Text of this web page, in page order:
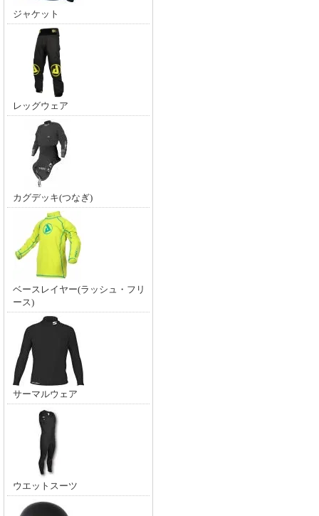
ジャケット
レッグウェア
カグデッキ(つなぎ)
ベースレイヤー(ラッシュ・フリ
ース)
サーマルウェア
ウエットスーツ